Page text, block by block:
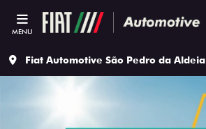
MENU
Fiat Automotive São Pedro da Aldeia